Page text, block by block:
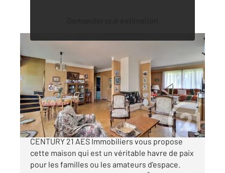
Demander une estimation
200 m
, 10 pièces
Ref : 4742
Maison à vendre
950 000 €
ANTONY proche centre-ville, les agences
CENTURY 21 AES Immobiliers vous propose
cette maison qui est un véritable havre de paix
pour les familles ou les amateurs d'espace.